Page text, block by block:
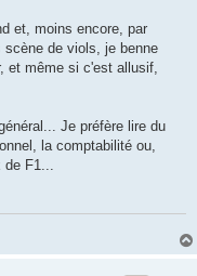
et, moins encore, par
de viols, je benne
et même si c'est allusif,
Je préfère lire du
la comptabilité ou,
F1...